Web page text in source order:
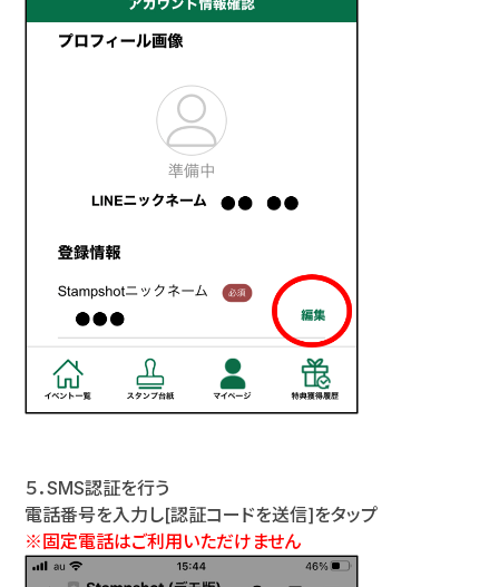
５．SMS認証を行う
電話番号を入力し[認証コードを送信]をタップ
※固定電話はご利用いただけません